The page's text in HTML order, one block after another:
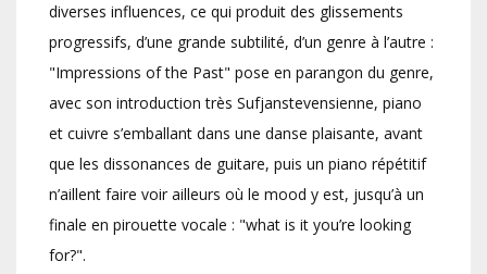
diverses influences, ce qui produit des glissements
progressifs, d’une grande subtilité, d’un genre à l’autre :
"Impressions of the Past" pose en parangon du genre,
avec son introduction très Sufjanstevensienne, piano
et cuivre s’emballant dans une danse plaisante, avant
que les dissonances de guitare, puis un piano répétitif
n’aillent faire voir ailleurs où le mood y est, jusqu’à un
finale en pirouette vocale : "what is it you’re looking
for?".